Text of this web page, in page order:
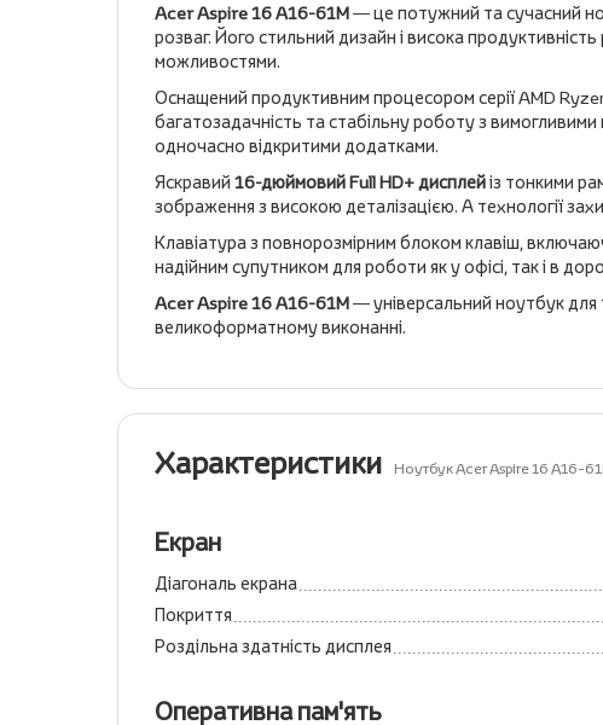
Acer Aspire 16 A16-61M— це потужний та сучасний
розваг. Його стильний дизайн і висока
можливостями.
Оснащений продуктивним процесором серії AMD
багатозадачність та стабільну роботу з
одночасно відкритими додатками.
Яскравий 16-дюймовий Full HD+ дисплейіз тонкими
зображення з високою деталізацією. А технології
Клавіатура з повнорозмірним блоком клавіш,
надійним супутником для роботи як у офісі, так і в
Acer Aspire 16 A16-61M— універсальний ноутбук
великоформатному виконанні.
Характеристики Ноутбук Acer Aspire 16 A16-
Екран
Діагональ екрана
Покриття
Роздільна здатність дисплея
Оперативна пам'ять